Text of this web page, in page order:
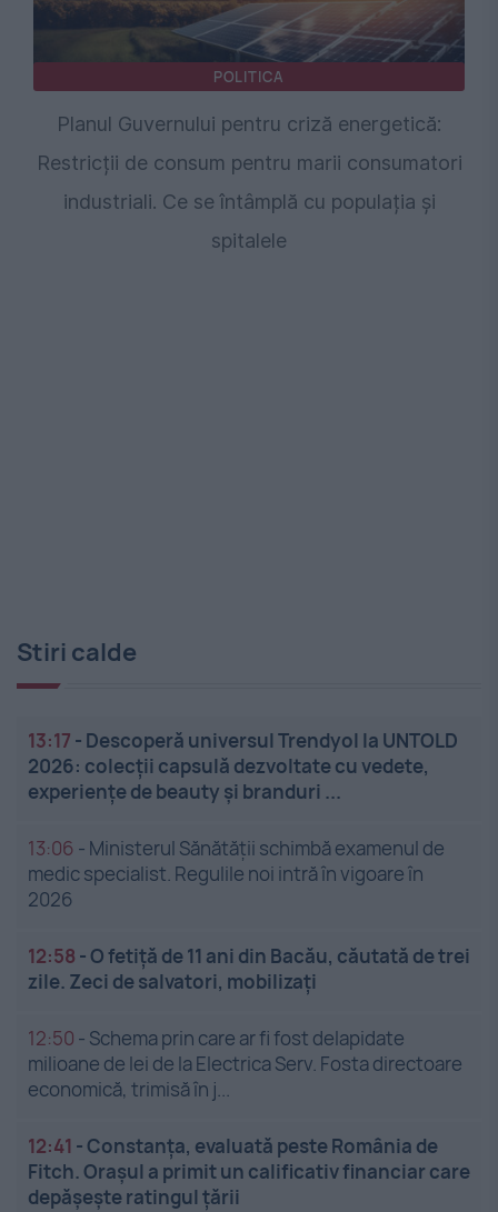
POLITICA
Planul Guvernului pentru criză energetică:
Restricții de consum pentru marii consumatori
industriali. Ce se întâmplă cu populația și
spitalele
Stiri calde
13:17 - Descoperă universul Trendyol la UNTOLD
2026: colecții capsulă dezvoltate cu vedete,
experiențe de beauty și branduri ...
13:06 - Ministerul Sănătății schimbă examenul de
medic specialist. Regulile noi intră în vigoare în
2026
12:58 -O fetiță de 11 ani din Bacău, căutată de trei
zile. Zeci de salvatori, mobilizați
12:50 - Schema prin care ar fi fost delapidate
milioane de lei de la Electrica Serv. Fosta directoare
economică, trimisă în j...
12:41 -Constanța, evaluată peste România de
Fitch. Orașul a primit un calificativ financiar care
depășește ratingul țării